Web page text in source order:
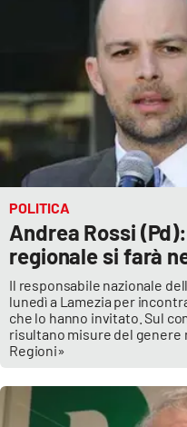
POLITICA
Andrea Rossi
regionale si farà
Il responsabile nazionale
lunedì a Lamezia per
che lo hanno invitato. Sul
risultano misure del genere
Regioni»